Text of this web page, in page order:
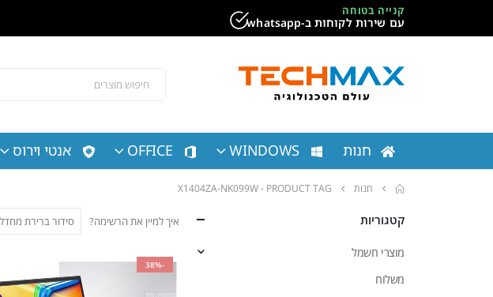
קנייה בטוחה
עם שירות לקוחות ב-whatsapp
חנות WINDOWS
OFFICE אנטי וירוס
חנות PRODUCT TAG -
X1404ZA-NK099W
איך למיין את הרשימה?
-38%
קטגוריות
מוצרי חשמל
משלוח